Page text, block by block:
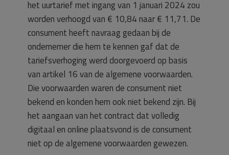
het uurtarief met ingang van 1 januari 2024 zou
worden verhoogd van € 10,84 naar € 11,71. De
consument heeft navraag gedaan bij de
ondernemer die hem te kennen gaf dat de
tariefsverhoging werd doorgevoerd op basis
van artikel 16 van de algemene voorwaarden.
Die voorwaarden waren de consument niet
bekend en konden hem ook niet bekend zijn. Bij
het aangaan van het contract dat volledig
digitaal en online plaatsvond is de consument
niet op de algemene voorwaarden gewezen.